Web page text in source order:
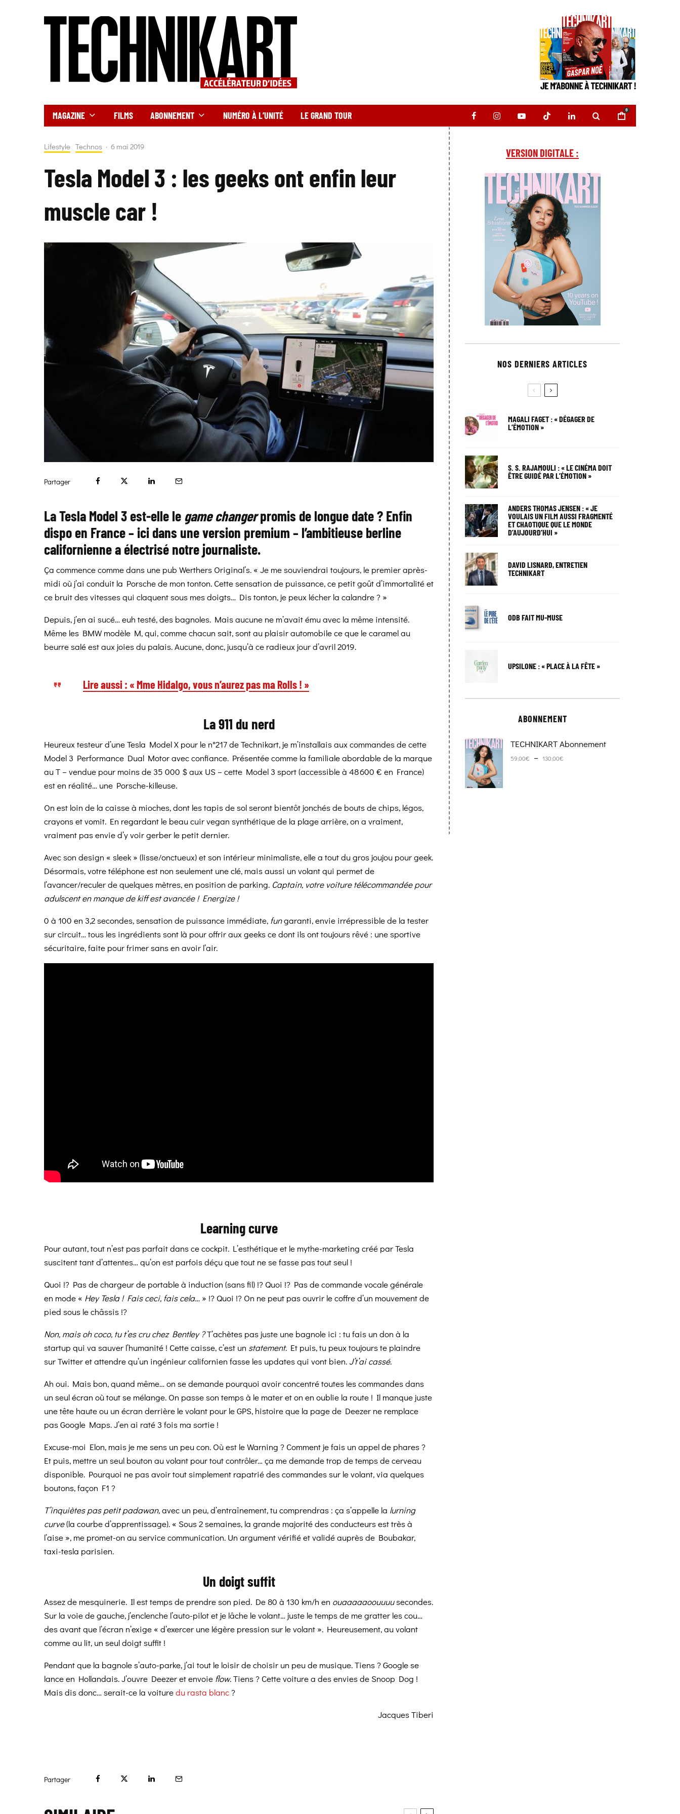
MAGAZINE FILMS ABONNEMENT NUMÉRO À L’UNITÉ LE GRAND TOUR 0
Lifestyle Technos · 6 mai 2019
Tesla Model 3 : les geeks ont enfin leur
muscle car !
Partager
La Tesla Model 3 est-elle le game changerpromis de longue date ? Enfin
dispo en France – ici dans une version premium – l’ambitieuse berline
californienne a électrisé notre journaliste.
Ça commence comme dans une pub Werthers Original’s. « Je me souviendrai toujours, le premier après-
midi où j’ai conduit la Porsche de mon tonton. Cette sensation de puissance, ce petit goût d’immortalité et
ce bruit des vitesses qui claquent sous mes doigts… Dis tonton, je peux lécher la calandre ? »
Depuis, j’en ai sucé… euh testé, des bagnoles. Mais aucune ne m’avait ému avec la même intensité.
Même les BMW modèle M, qui, comme chacun sait, sont au plaisir automobile ce que le caramel au
beurre salé est aux joies du palais. Aucune, donc, jusqu’à ce radieux jour d’avril 2019.
Lire aussi : « Mme Hidalgo, vous n’aurez pas ma Rolls ! »
La 911 du nerd
Heureux testeur d’une Tesla Model X pour le n°217 de Technikart, je m’installais aux commandes de cette
Model 3 Performance Dual Motor avec confiance. Présentée comme la familiale abordable de la marque
au T – vendue pour moins de 35 000 $ aux US – cette Model 3 sport (accessible à 48 600 € en France)
est en réalité… une Porsche-killeuse.
On est loin de la caisse à mioches, dont les tapis de sol seront bientôt jonchés de bouts de chips, légos,
crayons et vomit. En regardant le beau cuir vegan synthétique de la plage arrière, on a vraiment,
vraiment pas envie d’y voir gerber le petit dernier.
Avec son design « sleek » (lisse/onctueux) et son intérieur minimaliste, elle a tout du gros joujou pour geek.
Désormais, votre téléphone est non seulement une clé, mais aussi un volant qui permet de
l’avancer/reculer de quelques mètres, en position de parking. Captain, votre voiture télécommandée pour
adulscent en manque de kiff est avancée ! Energize !
0 à 100 en 3,2 secondes, sensation de puissance immédiate, fungaranti, envie irrépressible de la tester
sur circuit… tous les ingrédients sont là pour offrir aux geeks ce dont ils ont toujours rêvé : une sportive
sécuritaire, faite pour frimer sans en avoir l’air.
Learning curve
Pour autant, tout n’est pas parfait dans ce cockpit. L’esthétique et le mythe-marketing créé par Tesla
suscitent tant d’attentes… qu’on est parfois déçu que tout ne se fasse pas tout seul !
Quoi !? Pas de chargeur de portable à induction (sans fil) !? Quoi !? Pas de commande vocale générale
en mode « Hey Tesla ! Fais ceci, fais cela… » !? Quoi !? On ne peut pas ouvrir le coffre d’un mouvement de
pied sous le châssis !?
Non, mais oh coco, tu t’es cru chez Bentley ?T’achètes pas juste une bagnole ici : tu fais un don à la
startup qui va sauver l’humanité ! Cette caisse, c’est un statement. Et puis, tu peux toujours te plaindre
sur Twitter et attendre qu’un ingénieur californien fasse les updates qui vont bien. J’t’ai cassé.
Ah oui. Mais bon, quand même… on se demande pourquoi avoir concentré toutes les commandes dans
un seul écran où tout se mélange. On passe son temps à le mater et on en oublie la route ! Il manque juste
une tête haute ou un écran derrière le volant pour le GPS, histoire que la page de Deezer ne remplace
pas Google Maps. J’en ai raté 3 fois ma sortie !
Excuse-moi Elon, mais je me sens un peu con. Où est le Warning ? Comment je fais un appel de phares ?
Et puis, mettre un seul bouton au volant pour tout contrôler… ça me demande trop de temps de cerveau
disponible. Pourquoi ne pas avoir tout simplement rapatrié des commandes sur le volant, via quelques
boutons, façon F1 ?
T’inquiètes pas petit padawan,avec un peu, d’entraînement, tu comprendras : ça s’appelle la lurning
curve(la courbe d’apprentissage). « Sous 2 semaines, la grande majorité des conducteurs est très à
l’aise », me promet-on au service communication. Un argument vérifié et validé auprès de Boubakar,
taxi-tesla parisien.
Un doigt suffit
Assez de mesquinerie. Il est temps de prendre son pied. De 80 à 130 km/h en ouaaaaaoouuuusecondes.
Sur la voie de gauche, j’enclenche l’auto-pilot et je lâche le volant… juste le temps de me gratter les cou…
des avant que l’écran n’exige « d’exercer une légère pression sur le volant ». Heureusement, au volant
comme au lit, un seul doigt suffit !
Pendant que la bagnole s’auto-parke, j’ai tout le loisir de choisir un peu de musique. Tiens ? Google se
lance en Hollandais. J’ouvre Deezer et envoie flow. Tiens ? Cette voiture a des envies de Snoop Dog !
Mais dis donc… serait-ce la voituredu rasta blanc?
Jacques Tiberi
Partager
VERSION DIGITALE :
NOS DERNIERS ARTICLES
MAGALI FAGET : « DÉGAGER DE
L’ÉMOTION »
S. S. RAJAMOULI : « LE CINÉMA DOIT
ÊTRE GUIDÉ PAR L’ÉMOTION »
ANDERS THOMAS JENSEN : « JE
VOULAIS UN FILM AUSSI FRAGMENTÉ
ET CHAOTIQUE QUE LE MONDE
D’AUJOURD’HUI »
DAVID LISNARD, ENTRETIEN
TECHNIKART
ODB FAIT MU-MUSE
UPSILONE : « PLACE À LA FÊTE »
ABONNEMENT
TECHNIKART Abonnement
59,00€ – 130,00€